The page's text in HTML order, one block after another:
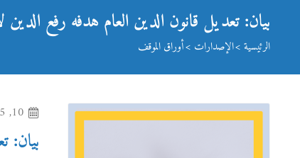
بيان: تعديل قانون الدين العام هدفه رفع الدين
الرئيسية الإصدارات أوراق الموقف
10, Nov 2025
بيان: